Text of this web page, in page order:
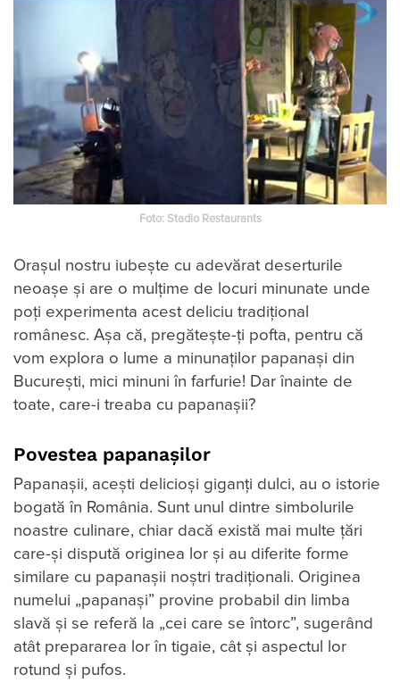
Foto: Stadio Restaurants
Orașul nostru iubește cu adevărat deserturile
neoașe și are o mulțime de locuri minunate unde
poți experimenta acest deliciu tradițional
românesc. Așa că, pregătește-ți pofta, pentru că
vom explora o lume a minunaţilor papanași din
București, mici minuni în farfurie! Dar înainte de
toate, care-i treaba cu papanaşii?
Povestea papanaşilor
Papanașii, aceşti delicioși giganți dulci, au o istorie
bogată în România. Sunt unul dintre simbolurile
noastre culinare, chiar dacă există mai multe ţări
care-şi dispută originea lor şi au diferite forme
similare cu papanaşii noştri tradiţionali. Originea
numelui „papanași” provine probabil din limba
slavă și se referă la „cei care se întorc”, sugerând
atât prepararea lor în tigaie, cât şi aspectul lor
rotund și pufos.